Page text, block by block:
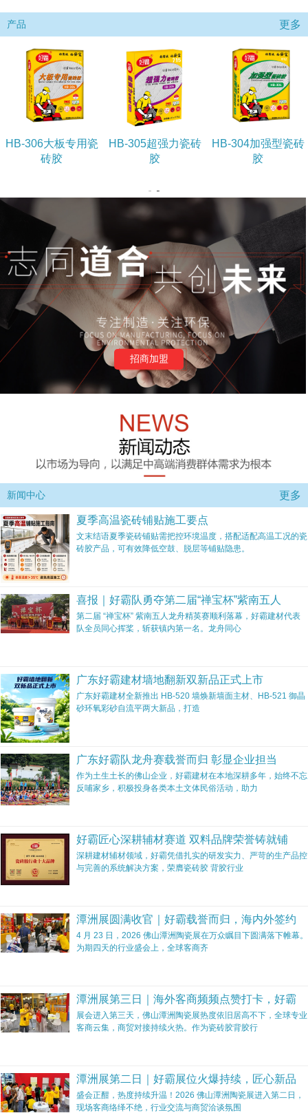
产品 更多
HB-305超强力瓷砖
胶
HB-304加强型瓷砖
胶
环氧美缝剂(双组份)
招商加盟
新闻中心 更多
夏季高温瓷砖铺贴施工要点
文末结语夏季瓷砖铺贴需把控环境温度，搭配适配高温工况的瓷
砖胶产品，可有效降低空鼓、脱层等铺贴隐患。
喜报｜好霸队勇夺第二届“禅宝杯”紫南五人
第二届 “禅宝杯” 紫南五人龙舟精英赛顺利落幕，好霸建材代表
队全员同心挥桨，斩获镇内第一名。龙舟同心
广东好霸建材墙地翻新双新品正式上市
广东好霸建材全新推出 HB-520 墙焕新墙面主材、HB-521 御晶
砂环氧彩砂自流平两大新品，打造
广东好霸队龙舟赛载誉而归 彰显企业担当
作为土生土长的佛山企业，好霸建材在本地深耕多年，始终不忘
反哺家乡，积极投身各类本土文体民俗活动，助力
好霸匠心深耕辅材赛道 双料品牌荣誉铸就铺
深耕建材辅材领域，好霸凭借扎实的研发实力、严苛的生产品控
与完善的系统解决方案，荣膺瓷砖胶 背胶行业
潭洲展圆满收官｜好霸载誉而归，海内外签约
4 月 23 日，2026 佛山潭洲陶瓷展在万众瞩目下圆满落下帷幕。
为期四天的行业盛会上，全球客商齐
潭洲展第三日｜海外客商频频点赞打卡，好霸
展会进入第三天，佛山潭洲陶瓷展热度依旧居高不下，全球专业
客商云集，商贸对接持续火热。作为瓷砖胶背胶行
潭洲展第二日｜好霸展位火爆持续，匠心新品
盛会正酣，热度持续升温！2026 佛山潭洲陶瓷展进入第二日，
现场客商络绎不绝，行业交流与商贸洽谈氛围